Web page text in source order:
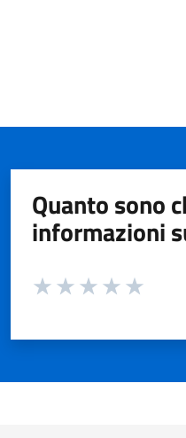
Quanto sono
informazioni
Valuta da 1 a 5 stelle la pagina